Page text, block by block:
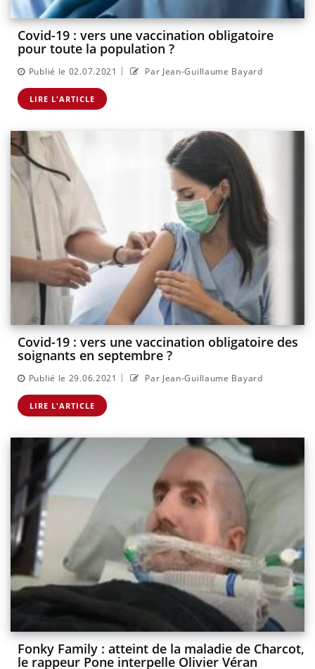
Covid-19 : vers une vaccination obligatoire
pour toute la population ?
Publié le 02.07.2021 | Par Jean-Guillaume Bayard
LIRE L'ARTICLE
Covid-19 : vers une vaccination obligatoire des
soignants en septembre ?
Publié le 29.06.2021 | Par Jean-Guillaume Bayard
LIRE L'ARTICLE
Fonky Family : atteint de la maladie de Charcot,
le rappeur Pone interpelle Olivier Véran